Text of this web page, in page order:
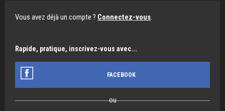
Vous avez déjà un compte ? Connectez-vous.
Rapide, pratique, inscrivez-vous avec...
FACEBOOK
ou